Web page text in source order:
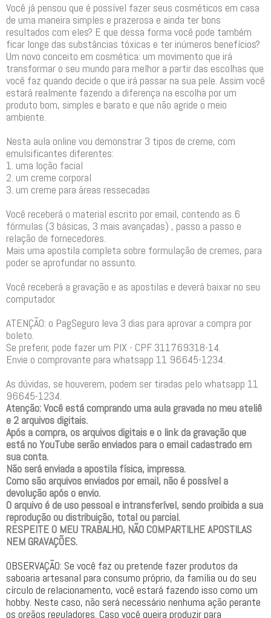
Você já pensou que é possível fazer seus cosméticos em casa
de uma maneira simples e prazerosa e ainda ter bons
resultados com eles? E que dessa forma você pode também
ficar longe das substâncias tóxicas e ter inúmeros benefícios?
Um novo conceito em cosmética: um movimento que irá
transformar o seu mundo para melhor a partir das escolhas que
você faz quando decide o que irá passar na sua pele. Assim você
estará realmente fazendo a diferença na escolha por um
produto bom, simples e barato e que não agride o meio
ambiente.
Nesta aula online vou demonstrar 3 tipos de creme, com
emulsificantes diferentes:
1. uma loção facial
2. um creme corporal
3. um creme para áreas ressecadas
Você receberá o material escrito por email, contendo as 6
fórmulas (3 básicas, 3 mais avançadas) , passo a passo e
relação de fornecedores.
Mais uma apostila completa sobre formulação de cremes, para
poder se aprofundar no assunto.
Você receberá a gravação e as apostilas e deverá baixar no seu
computador.
ATENÇÃO: o PagSeguro leva 3 dias para aprovar a compra por
boleto.
Se preferir, pode fazer um PIX - CPF 311769318-14.
Envie o comprovante para whatsapp 11 96645-1234.
As dúvidas, se houverem, podem ser tiradas pelo whatsapp 11
96645-1234.
Atenção: Você está comprando uma aula gravada no meu ateliê
e 2 arquivos digitais.
Após a compra, os arquivos digitais e o link da gravação que
está no YouTube serão enviados para o email cadastrado em
sua conta.
Não será enviada a apostila física, impressa.
Como são arquivos enviados por email, não é possível a
devolução após o envio.
O arquivo é de uso pessoal e intransferível, sendo proibida a sua
reprodução ou distribuição, total ou parcial.
RESPEITE O MEU TRABALHO, NÃO COMPARTILHE APOSTILAS
NEM GRAVAÇÕES.
OBSERVAÇÃO: Se você faz ou pretende fazer produtos da
saboaria artesanal para consumo próprio, da família ou do seu
círculo de relacionamento, você estará fazendo isso como um
hobby. Neste caso, não será necessário nenhuma ação perante
os orgãos reguladores. Caso você queira produzir para